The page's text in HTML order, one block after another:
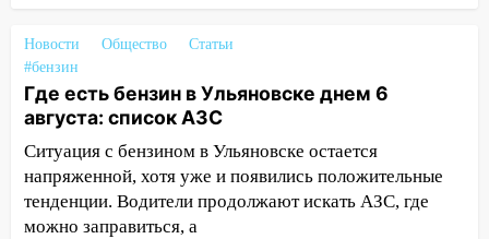
09:41
Диана Шурыгина уверовала в
Бога в СИЗО
09:35 В Ульяновске директора фирмы
будут судить за неуплату налогов на 48
млн рублей
08:22 Подросток на питбайке сбил
велосипедистку: пострадали двое
Новости Общество
Статьи
#бензин
Где есть бензин в Ульяновске днем 6
августа: список АЗС
Ситуация с бензином в Ульяновске остается
напряженной, хотя уже и появились положительные
тенденции. Водители продолжают искать АЗС, где
можно заправиться, а